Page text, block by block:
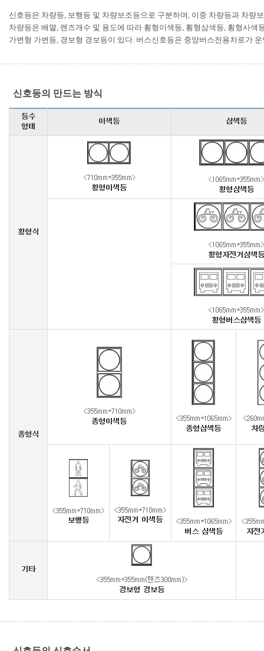
신호등은 차량등, 보행등 및 차량보조등으로 구분하며, 이중 차량등과 차량
차량등은 배열, 렌즈개수 및 용도에 따라 횡형이색등, 횡형삼색등, 횡형사색
가변형 가변등, 경보형 경보등이 있다. 버스신호등은 중앙버스전용차로가
신호등의 만드는 방식